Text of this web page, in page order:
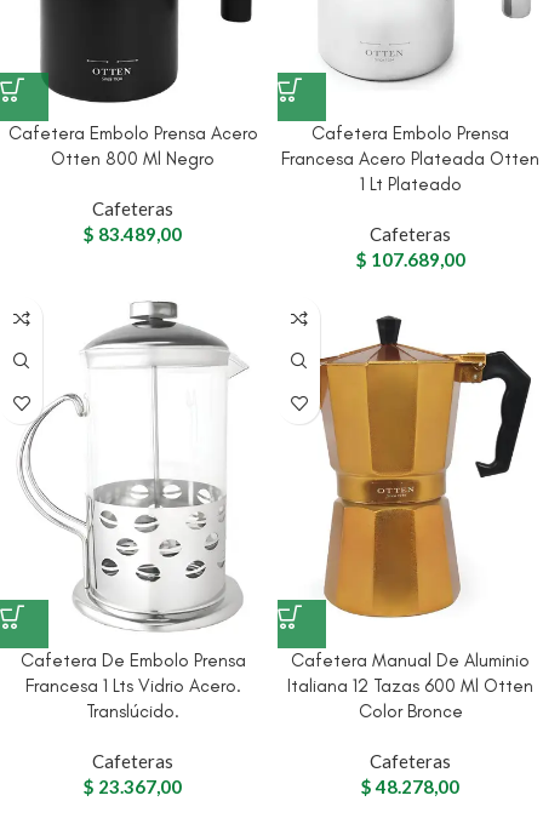
Cafetera Embolo Prensa Acero
Otten 800 Ml Negro
Cafeteras
$ 83.489,00
Cafetera Embolo Prensa
Francesa Acero Plateada Otten
1 Lt Plateado
Cafeteras
$ 107.689,00
Cafetera De Embolo Prensa
Francesa 1 Lts Vidrio Acero.
Translúcido.
Cafeteras
$ 23.367,00
Cafetera Manual De Aluminio
Italiana 12 Tazas 600 Ml Otten
Color Bronce
Cafeteras
$48.278,00